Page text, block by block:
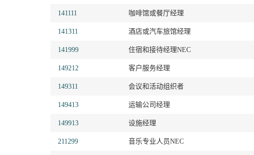
141111 咖啡馆或餐厅经理
141311 酒店或汽车旅馆经理
141999 住宿和接待经理NEC
149212 客户服务经理
149311 会议和活动组织者
149413 运输公司经理
149913 设施经理
211299 音乐专业人员NEC